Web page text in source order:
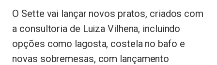
O Sette vai lançar novos pratos, criados com
a consultoria de Luiza Vilhena, incluindo
opções como lagosta, costela no bafo e
novas sobremesas, com lançamento